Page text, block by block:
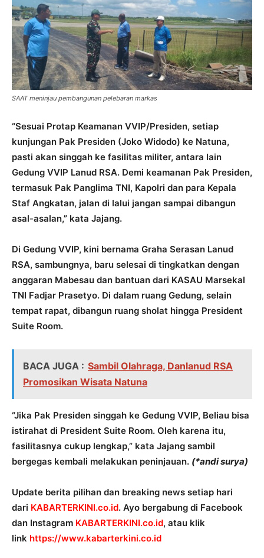
SAAT meninjau pembangunan pelebaran markas
“Sesuai Protap Keamanan VVIP/Presiden, setiap
kunjungan Pak Presiden (Joko Widodo) ke Natuna,
pasti akan singgah ke fasilitas militer, antara lain
Gedung VVIP Lanud RSA. Demi keamanan Pak Presiden,
termasuk Pak Panglima TNI, Kapolri dan para Kepala
Staf Angkatan, jalan di lalui jangan sampai dibangun
asal-asalan,” kata Jajang.
Di Gedung VVIP, kini bernama Graha Serasan Lanud
RSA, sambungnya, baru selesai di tingkatkan dengan
anggaran Mabesau dan bantuan dari KASAU Marsekal
TNI Fadjar Prasetyo. Di dalam ruang Gedung, selain
tempat rapat, dibangun ruang sholat hingga President
Suite Room.
BACA JUGA : Sambil Olahraga, Danlanud RSA
Promosikan Wisata Natuna
“Jika Pak Presiden singgah ke Gedung VVIP, Beliau bisa
istirahat di President Suite Room. Oleh karena itu,
fasilitasnya cukup lengkap,” kata Jajang sambil
bergegas kembali melakukan peninjauan. (*andi surya)
Update berita pilihan dan breaking news setiap hari
dari KABARTERKINI.co.id. Ayo bergabung di Facebook
dan Instagram KABARTERKINI.co.id, atau klik
link https://www.kabarterkini.co.id